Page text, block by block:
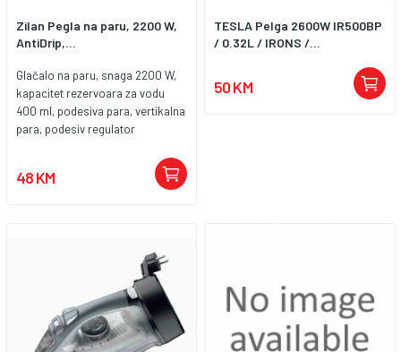
Zilan Pegla na paru, 2200 W,
AntiDrip,...
Glačalo na paru, snaga 2200 W,
kapacitet rezervoara za vodu
400 ml, podesiva para, vertikalna
para, podesiv regulator
nehrđajućeg čelika, sistem protiv
kamenca, sistem samočišćenja,
48 KM
TESLA Pelga 2600W IR500BP
/ 0.32L / IRONS /...
50 KM